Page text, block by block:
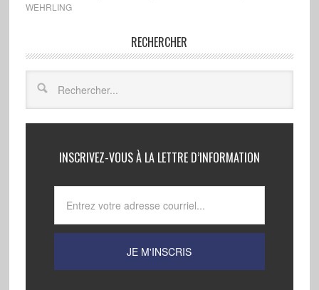
WEHRLING
RECHERCHER
INSCRIVEZ-VOUS À LA LETTRE D’INFORMATION